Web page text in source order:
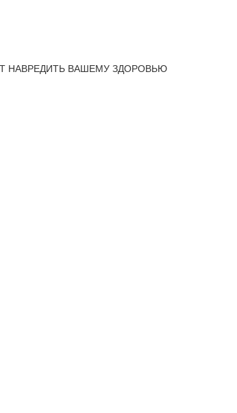
НАВРЕДИТЬ ВАШЕМУ ЗДОРОВЬЮ